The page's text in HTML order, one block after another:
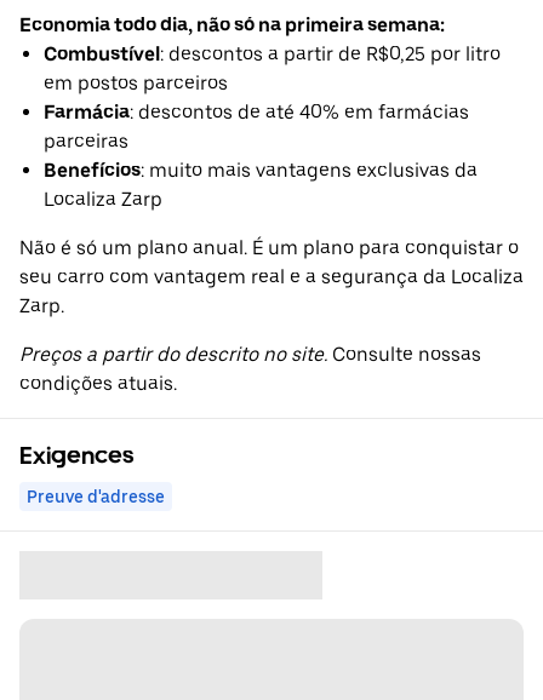
Economia todo dia, não só na primeira semana:
Combustível: descontos a partir de R$0,25 por litro
em postos parceiros
Farmácia: descontos de até 40% em farmácias
parceiras
Benefícios: muito mais vantagens exclusivas da
Localiza Zarp
Não é só um plano anual. É um plano para conquistar o
seu carro com vantagem real e a segurança da Localiza
Zarp.
Preços a partir do descrito no site. Consulte nossas
condições atuais.
Exigences
Preuve d'adresse